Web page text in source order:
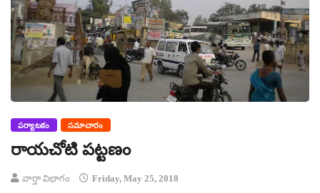
పర్యాటకం సమాచారం
రాయచోటి పట్టణం
వార్తా విభాగం Friday, May 25, 2018